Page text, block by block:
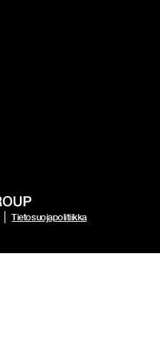
Tietosuojapolitiikka